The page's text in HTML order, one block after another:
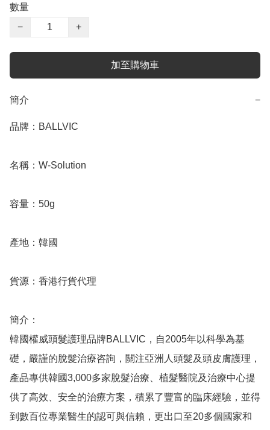
數量
−
+
加至購物車
簡介 −
品牌：BALLVIC
名稱：W-Solution
容量：50g
產地：韓國
貨源：香港行貨代理
簡介：
韓國權威頭髮護理品牌BALLVIC，自2005年以科學為基
礎，嚴謹的脫髮治療咨詢，關注亞洲人頭髮及頭皮膚護理，
產品專供韓國3,000多家脫髮治療、植髮醫院及治療中心提
供了高效、安全的治療方案，積累了豐富的臨床經驗，並得
到數百位專業醫生的認可與信賴，更出口至20多個國家和